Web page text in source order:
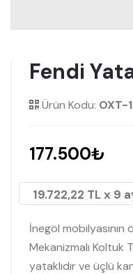
Fendi
Ürün Kodu: OXT-
177.500₺
19.722,22 TL x 9
İnegöl
Mekanizmalı Koltuk
yataklıdır ve üçlü